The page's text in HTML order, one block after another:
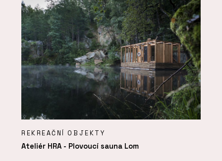
REKREAČNÍ OBJEKTY
Ateliér HRA - Plovoucí sauna Lom